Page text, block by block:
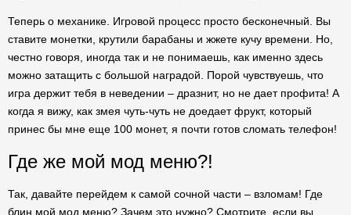
Теперь о механике. Игровой процесс просто бесконечный. Вы
ставите монетки, крутили барабаны и жжете кучу времени. Но,
честно говоря, иногда так и не понимаешь, как именно здесь
можно затащить с большой наградой. Порой чувствуешь, что
игра держит тебя в неведении – дразнит, но не дает профита! А
когда я вижу, как змея чуть-чуть не доедает фрукт, который
принес бы мне еще 100 монет, я почти готов сломать телефон!
Где же мой мод меню?!
Так, давайте перейдем к самой сочной части – взломам! Где
блин мой мод меню? Зачем это нужно? Смотрите, если вы